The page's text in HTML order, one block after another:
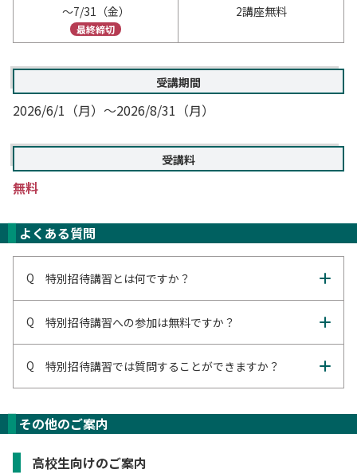
～7/31（金）
最終締切
2講座無料
受講期間
2026/6/1（月）～2026/8/31（月）
受講料
無料
よくある質問
特別招待講習とは何ですか？
特別招待講習への参加は無料ですか？
特別招待講習では質問することができますか？
その他のご案内
高校生向けのご案内